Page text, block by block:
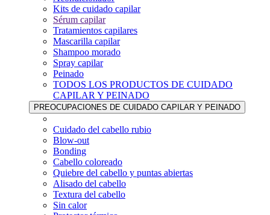
Kits de cuidado capilar
Sérum capilar
Tratamientos capilares
Mascarilla capilar
Shampoo morado
Spray capilar
Peinado
TODOS LOS PRODUCTOS DE CUIDADO
CAPILAR Y PEINADO
PREOCUPACIONES DE CUIDADO CAPILAR Y PEINADO
Cuidado del cabello rubio
Blow-out
Bonding
Cabello coloreado
Quiebre del cabello y puntas abiertas
Alisado del cabello
Textura del cabello
Sin calor